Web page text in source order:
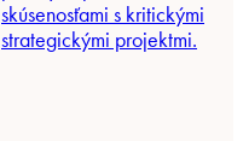
skúsenosťami s kritickými
strategickými projektmi.